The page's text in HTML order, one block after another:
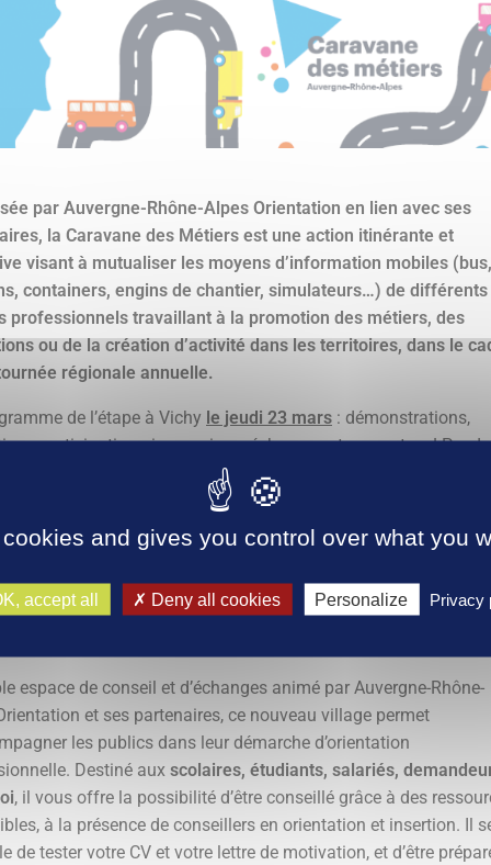
par Auvergne-Rhône-Alpes Orientation en lien avec ses
la Caravane des Métiers est une action itinérante et
visant à mutualiser les moyens d’information mobiles (bus,
containers, engins de chantier, simulateurs…) de différents
professionnels travaillant à la promotion des métiers, des
ou de la création d’activité dans les territoires, dans le
régionale annuelle.
de l’étape à Vichy le jeudi 23 mars : démonstrations,
participatives, immersions, échanges et rencontres !
durée de l’événement, de nombreux professionnels et jeunes
seront présents afin de répondre à toutes vos questions et
dans votre parcours d’orientation scolaire ou
destination emploi
espace de conseil et d’échanges animé par Auvergne-Rhône-
et ses partenaires, ce nouveau village permet
les publics dans leur démarche d’orientation
Destiné aux scolaires, étudiants, salariés,
, il vous offre la possibilité d’être conseillé grâce à des
à la présence de conseillers en orientation et insertion. Il
de tester votre CV et votre lettre de motivation, et d’être
and gives you control over what you
accept all Deny all cookies Personalize Privacy